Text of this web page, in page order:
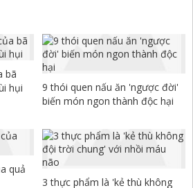
bã
hụi
9 thói quen nấu ăn 'ngược đời'
biến món ngon thành độc hại
quả
3 thực phẩm là 'kẻ thù không